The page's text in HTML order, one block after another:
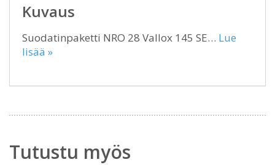
Kuvaus
Suodatinpaketti NRO 28 Vallox 145 SE… Lue
lisää »
Tutustu myös